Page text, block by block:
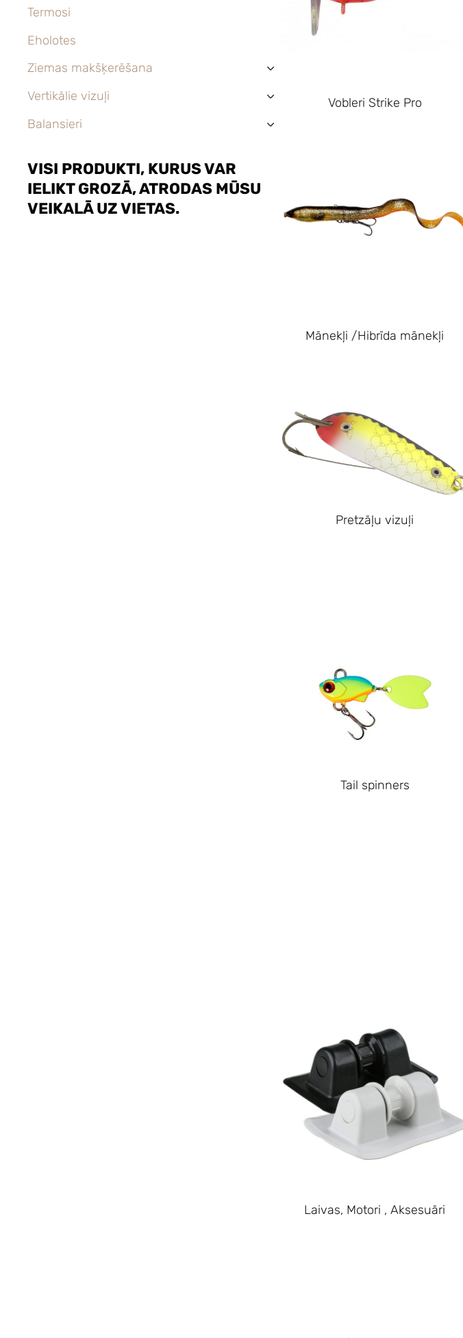
Termosi
Eholotes
Ziemas makšķerēšana
›
Vertikālie vizuļi ›
Balansieri ›
VISI PRODUKTI, KURUS VAR
IELIKT GROZĀ, ATRODAS MŪSU
VEIKALĀ UZ VIETAS.
Vobleri Strike Pro
Mānekļi /Hibrīda mānekļi
Pretzāļu vizuļi
Tail spinners
Laivas, Motori , Aksesuāri